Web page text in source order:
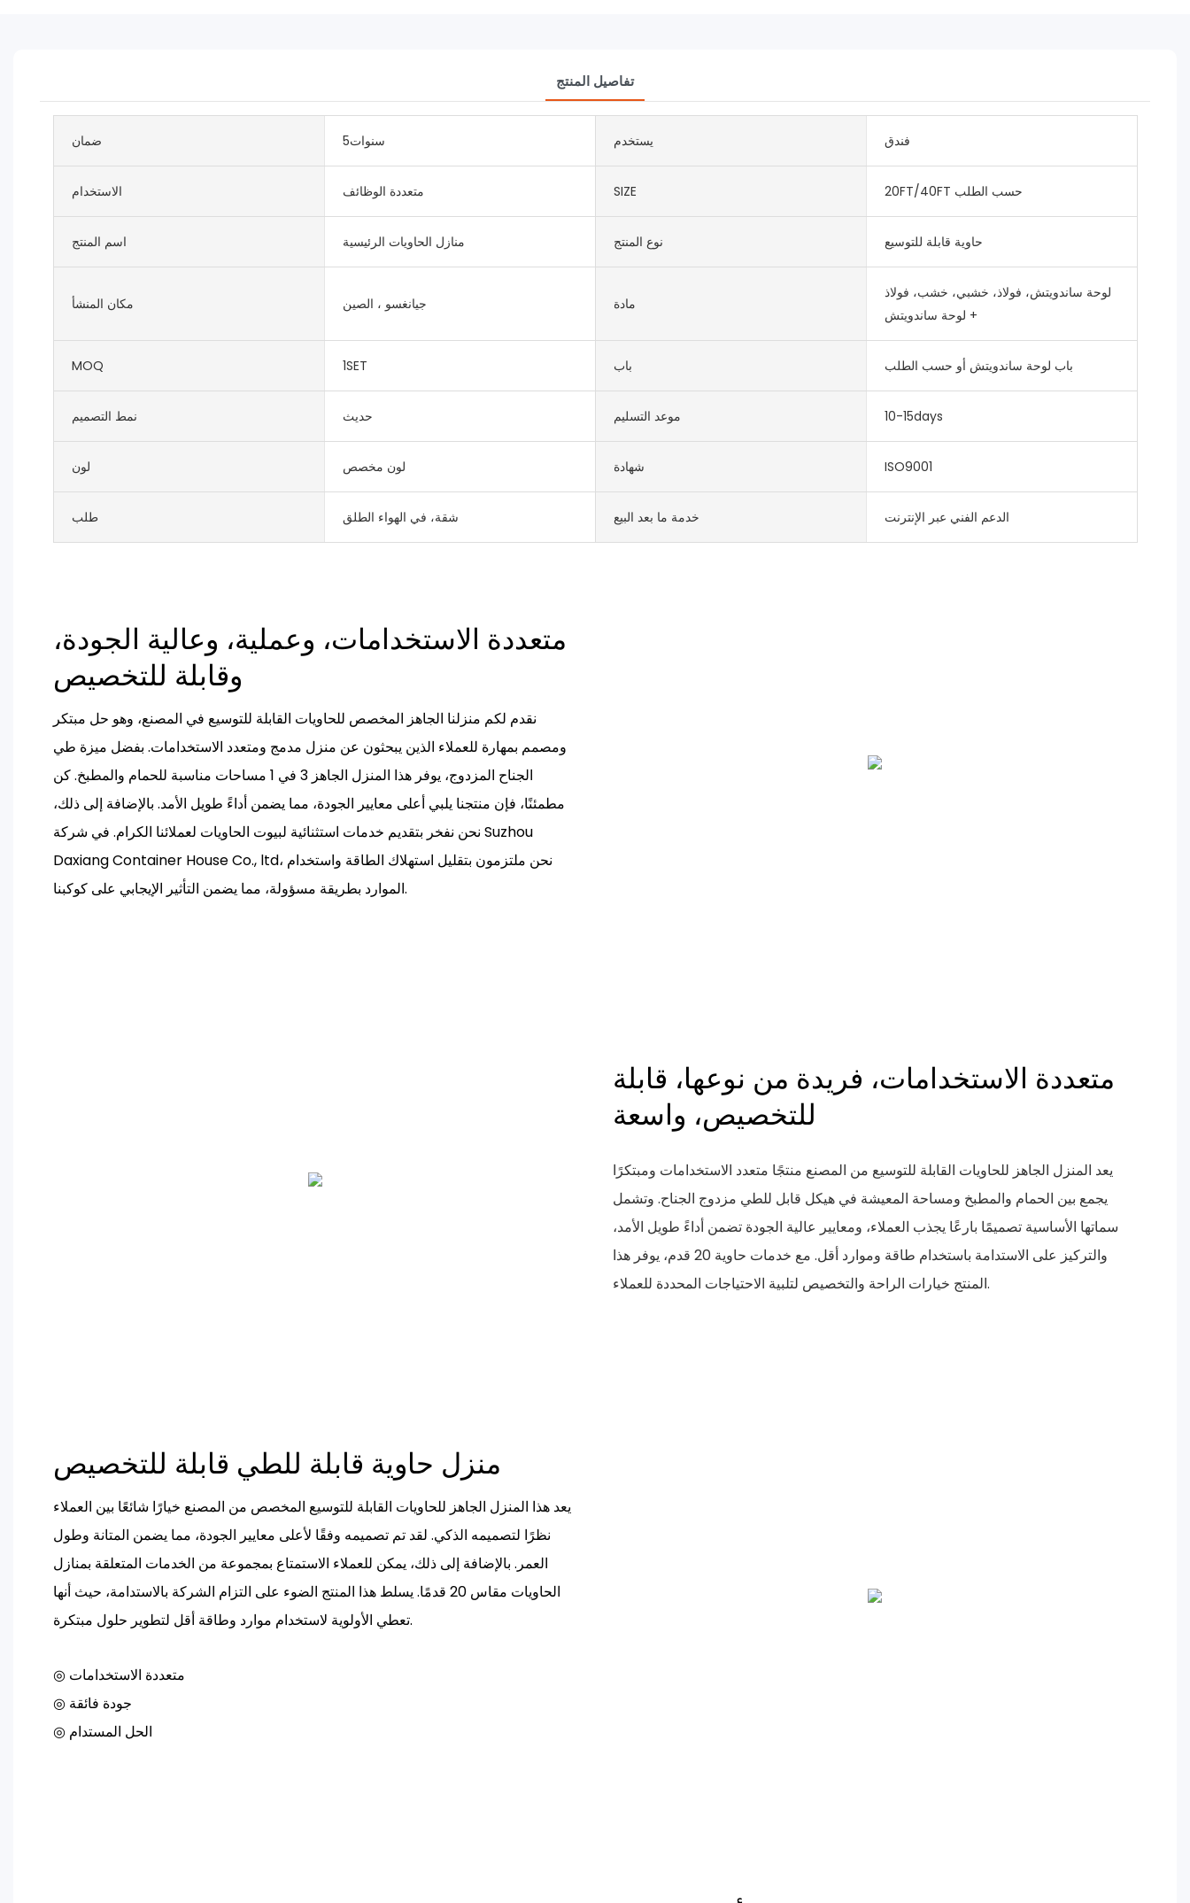
تفاصيل المنتج
ضمان سنوات5 يستخدم فندق
الاستخدام متعددة الوظائف SIZE 20FT/40FT حسب الطلب
اسم المنتج منازل الحاويات الرئيسية نوع المنتج حاوية قابلة للتوسيع
مكان المنشأ جيانغسو ، الصين مادة
لوحة ساندويتش، فولاذ، خشبي، خشب، فولاذ
+ لوحة ساندويتش
MOQ 1SET باب باب لوحة ساندويتش أو حسب الطلب
نمط التصميم حديث موعد التسليم 10-15days
لون لون مخصص شهادة ISO9001
طلب شقة، في الهواء الطلق خدمة ما بعد البيع الدعم الفني عبر الإنترنت
متعددة الاستخدامات، وعملية، وعالية الجودة،
نقدم لكم منزلنا الجاهز المخصص للحاويات القابلة للتوسيع في المصنع، وهو حل مبتكر
ومصمم بمهارة للعملاء الذين يبحثون عن منزل مدمج ومتعدد الاستخدامات. بفضل ميزة طي
الجناح المزدوج، يوفر هذا المنزل الجاهز 3 في 1 مساحات مناسبة للحمام والمطبخ. كن
مطمئنًا، فإن منتجنا يلبي أعلى معايير الجودة، مما يضمن أداءً طويل الأمد. بالإضافة إلى ذلك،
نحن نفخر بتقديم خدمات استثنائية لبيوت الحاويات لعملائنا الكرام. في شركة Suzhou
Daxiang Container House Co., ltd، نحن ملتزمون بتقليل استهلاك الطاقة واستخدام
الموارد بطريقة مسؤولة، مما يضمن التأثير الإيجابي على كوكبنا.
متعددة الاستخدامات، فريدة من نوعها، قابلة
يعد المنزل الجاهز للحاويات القابلة للتوسيع من المصنع منتجًا متعدد الاستخدامات ومبتكرًا
يجمع بين الحمام والمطبخ ومساحة المعيشة في هيكل قابل للطي مزدوج الجناح. وتشمل
سماتها الأساسية تصميمًا بارعًا يجذب العملاء، ومعايير عالية الجودة تضمن أداءً طويل الأمد،
والتركيز على الاستدامة باستخدام طاقة وموارد أقل. مع خدمات حاوية 20 قدم، يوفر هذا
المنتج خيارات الراحة والتخصيص لتلبية الاحتياجات المحددة للعملاء.
يعد هذا المنزل الجاهز للحاويات القابلة للتوسيع المخصص من المصنع خيارًا شائعًا بين العملاء
نظرًا لتصميمه الذكي. لقد تم تصميمه وفقًا لأعلى معايير الجودة، مما يضمن المتانة وطول
العمر. بالإضافة إلى ذلك، يمكن للعملاء الاستمتاع بمجموعة من الخدمات المتعلقة بمنازل
الحاويات مقاس 20 قدمًا. يسلط هذا المنتج الضوء على التزام الشركة بالاستدامة، حيث أنها
تعطي الأولوية لاستخدام موارد وطاقة أقل لتطوير حلول مبتكرة.
◎ جودة فائقة
◎ الحل المستدام